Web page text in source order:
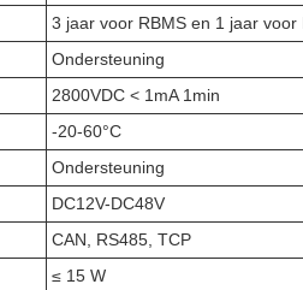
3 jaar voor RBMS en 1 jaar voor
Ondersteuning
2800VDC < 1mA 1min
-20-60°C
Ondersteuning
DC12V-DC48V
CAN, RS485, TCP
≤ 15 W